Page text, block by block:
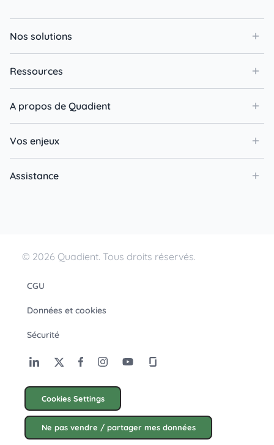
Nos solutions
Ressources
A propos de Quadient
Vos enjeux
Assistance
© 2026 Quadient. Tous droits réservés.
CGU
Données et cookies
Sécurité
Cookies Settings
Ne pas vendre / partager mes données